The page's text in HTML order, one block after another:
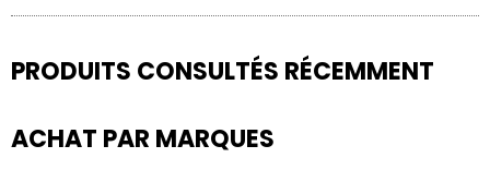
PRODUITS CONSULTÉS RÉCEMMENT
ACHAT PAR MARQUES